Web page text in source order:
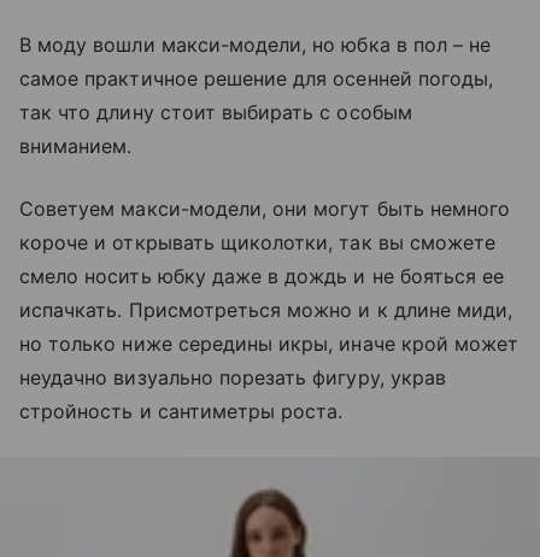
В моду вошли макси-модели, но юбка в пол – не
самое практичное решение для осенней погоды,
так что длину стоит выбирать с особым
вниманием.
Советуем макси-модели, они могут быть немного
короче и открывать щиколотки, так вы сможете
смело носить юбку даже в дождь и не бояться ее
испачкать. Присмотреться можно и к длине миди,
но только ниже середины икры, иначе крой может
неудачно визуально порезать фигуру, украв
стройность и сантиметры роста.